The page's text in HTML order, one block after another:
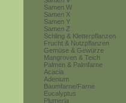
Samen W
Samen X
Samen Y
Samen Z
Schling & Kletterpflanzen
Frucht & Nutzpflanzen
Gemüse & Gewürze
Mangroven & Teich
Palmen & Palmfarne
Acacia
Adenium
Baumfarne/Farne
Eucalyptus
Plumeria